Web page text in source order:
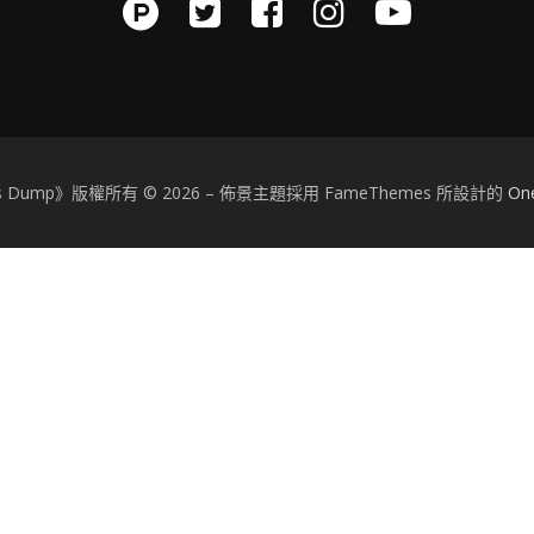
Dump》版權所有 © 2026 – 佈景主題採用 FameThemes 所設計的